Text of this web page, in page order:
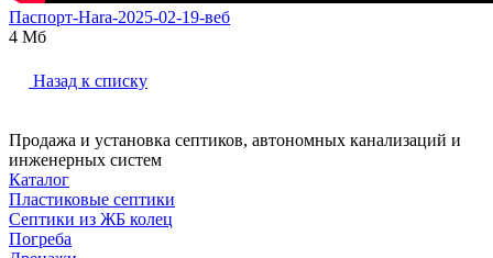
Паспорт-Hara-2025-02-19-веб
4 Мб
Назад к списку
Продажа и установка септиков, автономных канализаций и
инженерных систем
Каталог
Пластиковые септики
Септики из ЖБ колец
Погреба